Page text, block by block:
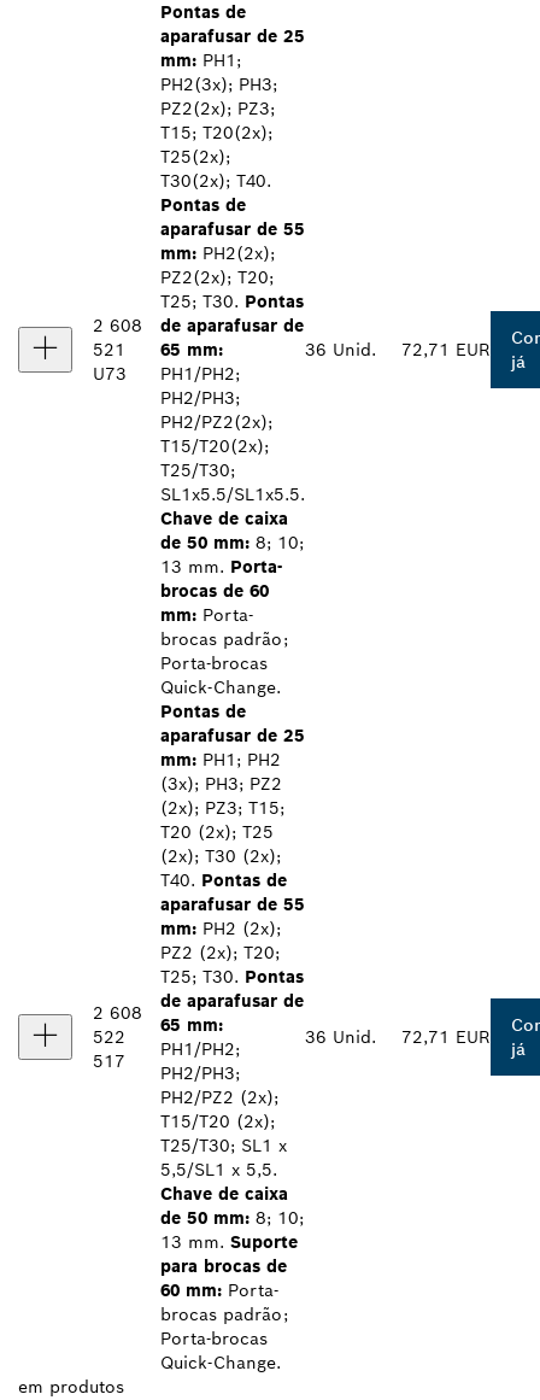
2 608
521
U73
Pontas de
aparafusar de 25
mm: PH1;
PH2(3x); PH3;
PZ2(2x); PZ3;
T15; T20(2x);
T25(2x);
T30(2x); T40.
Pontas de
aparafusar de 55
mm: PH2(2x);
PZ2(2x); T20;
T25; T30. Pontas
de aparafusar de
65 mm:
PH1/PH2;
PH2/PH3;
PH2/PZ2(2x);
T15/T20(2x);
T25/T30;
SL1x5.5/SL1x5.5.
Chave de caixa
de 50 mm: 8; 10;
13 mm. Porta-
brocas de 60
mm: Porta-
brocas padrão;
Porta-brocas
Quick-Change.
36 Unid. 72,71 EUR
já
2 608
522
517
Pontas de
aparafusar de 25
mm: PH1; PH2
(3x); PH3; PZ2
(2x); PZ3; T15;
T20 (2x); T25
(2x); T30 (2x);
T40. Pontas de
aparafusar de 55
mm: PH2 (2x);
PZ2 (2x); T20;
T25; T30. Pontas
de aparafusar de
65 mm:
PH1/PH2;
PH2/PH3;
PH2/PZ2 (2x);
T15/T20 (2x);
T25/T30; SL1 x
5,5/SL1 x 5,5.
Chave de caixa
de 50 mm: 8; 10;
13 mm. Suporte
para brocas de
60 mm: Porta-
brocas padrão;
Porta-brocas
Quick-Change.
36 Unid. 72,71 EUR
já
em produtos